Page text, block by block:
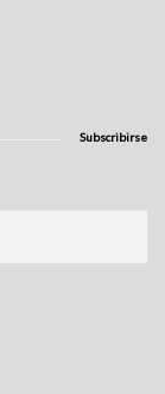
Subscribirse